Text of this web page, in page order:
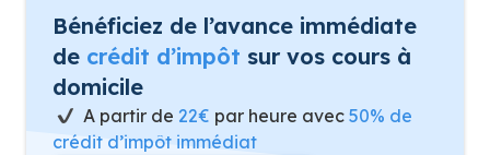
Bénéficiez de l’avance immédiate
de crédit d’impôt sur vos cours à
domicile
A partir de 22€ par heure avec 50% de
crédit d’impôt immédiat